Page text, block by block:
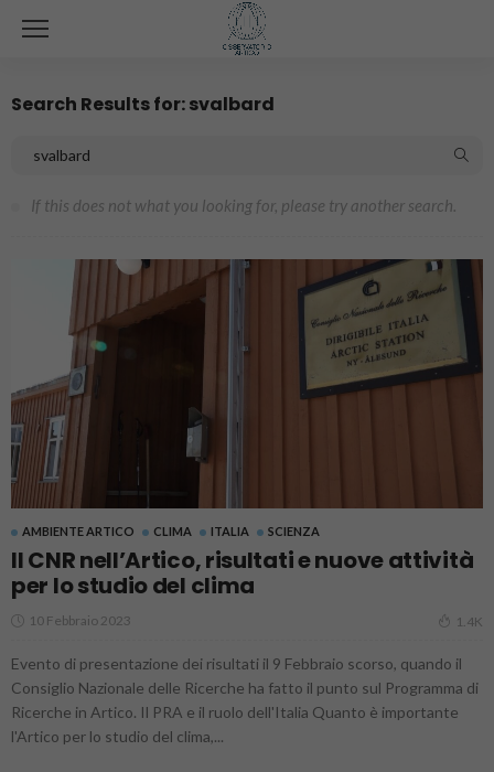
Search Results for: svalbard
If this does not what you looking for, please try another search.
AMBIENTE ARTICO CLIMA ITALIA SCIENZA
Il CNR nell’Artico, risultati e nuove attività
per lo studio del clima
10 Febbraio 2023 1.4K
Evento di presentazione dei risultati il 9 Febbraio scorso, quando il
Consiglio Nazionale delle Ricerche ha fatto il punto sul Programma di
Ricerche in Artico. Il PRA e il ruolo dell'Italia Quanto è importante
l'Artico per lo studio del clima,...